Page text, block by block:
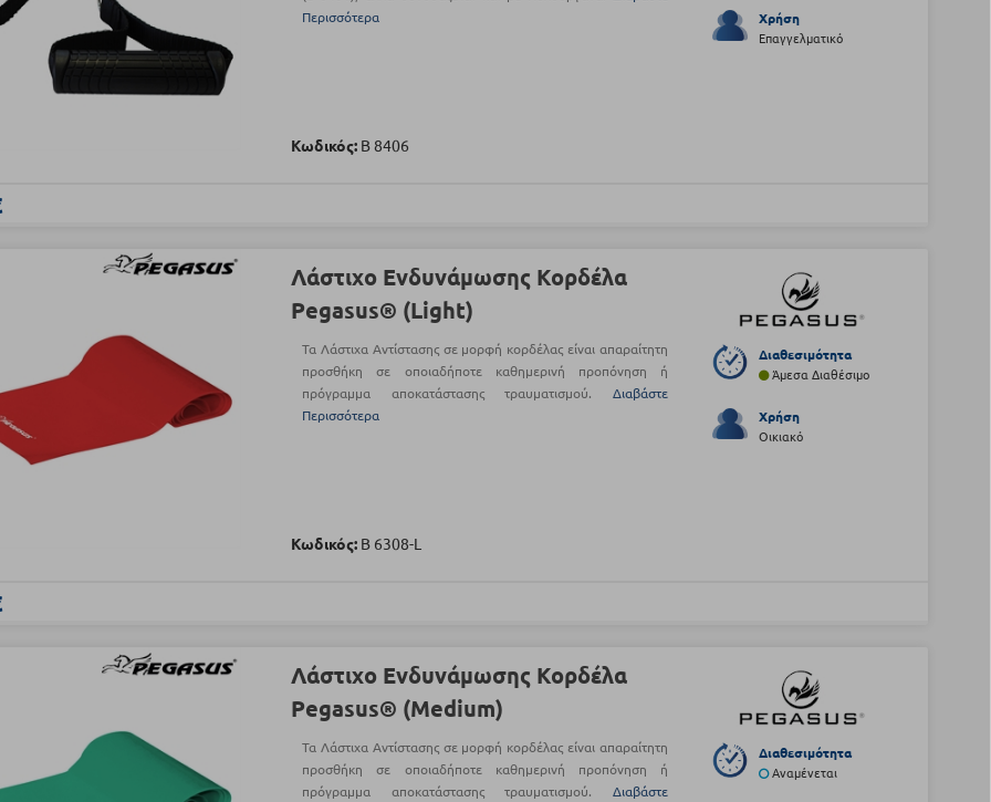
Περισσότερα
Κωδικός: Β 8406
Χρήση
Επαγγελματικό
Λάστιχο Ενδυνάμωσης Κορδέλα
Pegasus® (Light)
Τα Λάστιχα Αντίστασης σε μορφή κορδέλας είναι απαραίτητη
προσθήκη σε οποιαδήποτε καθημερινή προπόνηση ή
πρόγραμμα αποκατάστασης τραυματισμού. Διαβάστε
Περισσότερα
Κωδικός: Β 6308-L
Διαθεσιμότητα
Άμεσα Διαθέσιμο
Χρήση
Οικιακό
Λάστιχο Ενδυνάμωσης Κορδέλα
Pegasus® (Medium)
Τα Λάστιχα Αντίστασης σε μορφή κορδέλας είναι απαραίτητη
προσθήκη σε οποιαδήποτε καθημερινή προπόνηση ή
πρόγραμμα αποκατάστασης τραυματισμού. Διαβάστε
Διαθεσιμότητα
Αναμένεται